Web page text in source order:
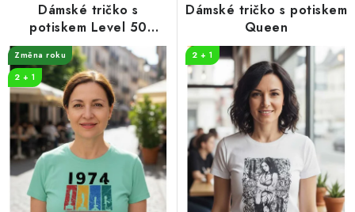
Dámské tričko s
potiskem Level 50
unlocked
Změna roku
2 + 1
Dámské tričko s potiskem
Queen
2 + 1